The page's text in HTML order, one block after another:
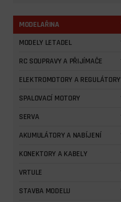
MODELAŘINA
MODELY LETADEL
RC SOUPRAVY A PŘIJÍMAČE
ELEKTROMOTORY A REGULÁTORY
SPALOVACÍ MOTORY
SERVA
AKUMULÁTORY A NABÍJENÍ
KONEKTORY A KABELY
VRTULE
STAVBA MODELU